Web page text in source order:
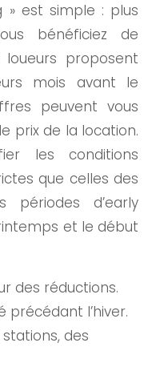
» est simple : plus
bénéficiez de
proposent
mois avant le
peuvent vous
prix de la location.
les conditions
que celles des
périodes d’early
et le début
des réductions.
précédant l’hiver.
des